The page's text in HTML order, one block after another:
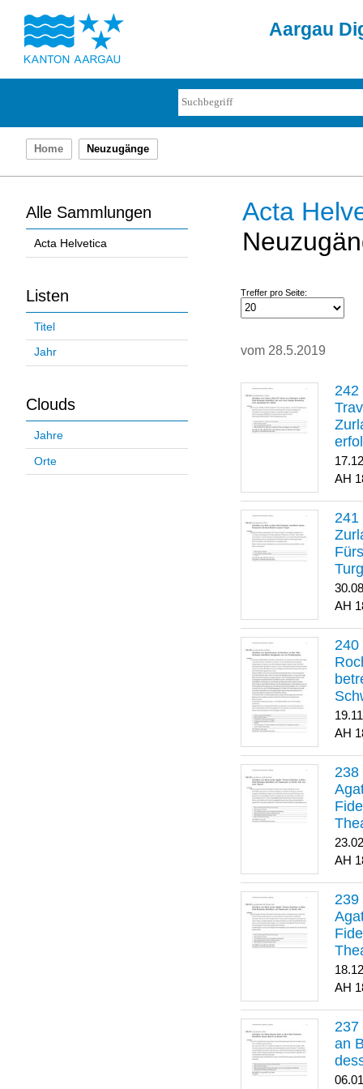
Aargau
Home Neuzugänge
Alle Sammlungen
Acta Helvetica
Listen
Titel
Jahr
Clouds
Jahre
Orte
Acta
Treffer pro Seite:
vom 28.5.2019
an